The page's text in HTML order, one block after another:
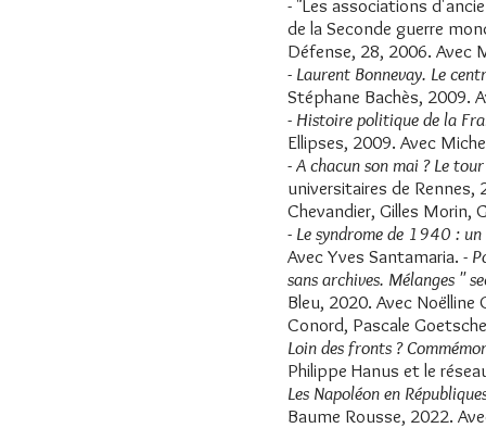
- "Les associations
de la Seconde guerre
Défense, 28, 2006. Avec
- Laurent Bonnevay. Le
Stéphane Bachès, 2009.
- Histoire politique de la
Ellipses, 2009. Avec
-A chacun son mai ? Le
universitaires de Rennes,
Chevandier, Gilles Morin,
- Le syndrome de 1940 :
Avec Yves Santamaria. -
sans archives. Mélanges "
Bleu, 2020. Avec Noëlline
Conord, Pascale
Loin des fronts ?
Philippe Hanus et le
Les Napoléon en
Baume Rousse, 2022.